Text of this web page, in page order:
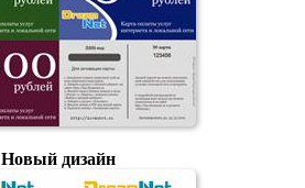
Новый дизайн